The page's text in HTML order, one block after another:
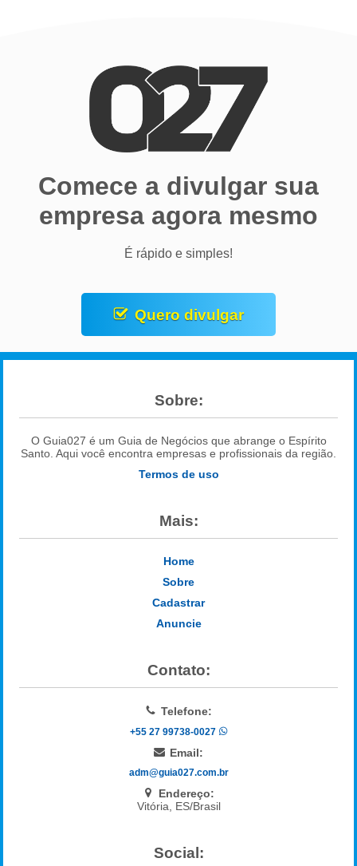
Comece a divulgar sua
empresa agora mesmo
É rápido e simples!
Quero divulgar
Sobre:
O Guia027 é um Guia de Negócios que abrange o Espírito
Santo. Aqui você encontra empresas e profissionais da região.
Termos de uso
Mais:
Home
Sobre
Cadastrar
Anuncie
Contato:
Telefone:
+55 27 99738-0027
Email:
adm@guia027.com.br
Endereço:
Vitória, ES/Brasil
Social: